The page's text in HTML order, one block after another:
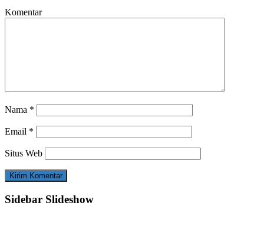
Komentar
Nama *
Email *
Situs Web
Sidebar Slideshow